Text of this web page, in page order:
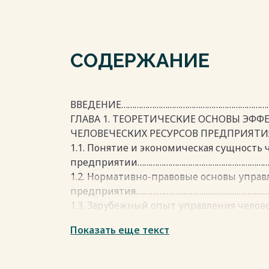
СОДЕРЖАНИЕ
ГЛАВА 1. ТЕОРЕТИЧЕСКИЕ ОСНОВЫ
ЧЕЛОВЕЧЕСКИХ РЕСУРСОВ
1.1. Понятие и экономическая сущность
1.2. Нормативно-правовые основы
1.3. Зарубежный опыт управления
ГЛАВА 2. АНАЛИЗ ЭФФЕКТИВНОСТИ
Показать еще текст